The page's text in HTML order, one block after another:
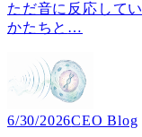
ただ音に反応して
かたちと …
6/30/2026CEO Blog